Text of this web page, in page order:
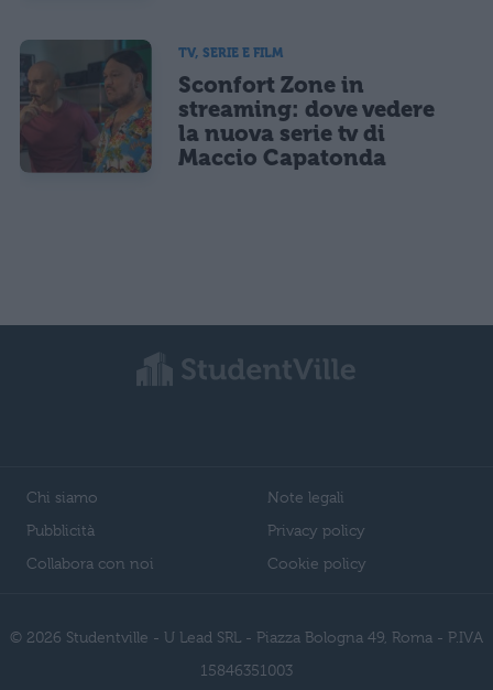
TV, SERIE E FILM
Sconfort Zone in
streaming: dove vedere
la nuova serie tv di
Maccio Capatonda
Chi siamo
Pubblicità
Collabora con noi
Note legali
Privacy policy
Cookie policy
© 2026 Studentville - U Lead SRL - Piazza Bologna 49, Roma - P.IVA
15846351003